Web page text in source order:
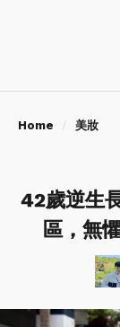
Home 美妝
42歲逆生
區，無